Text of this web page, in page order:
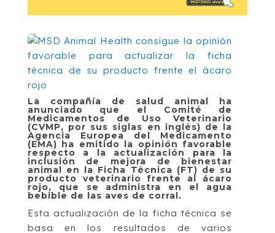
La compañía de salud animal ha
anunciado que el Comité de
Medicamentos de Uso Veterinario
(CVMP, por sus siglas en inglés) de la
Agencia Europea del Medicamento
(EMA) ha emitido la opinión favorable
respecto a la actualización para la
inclusión de mejora de bienestar
animal en la Ficha Técnica (FT) de su
producto veterinario frente al ácaro
rojo, que se administra en el agua
bebible de las aves de corral.
Esta actualización de la ficha técnica se
basa en los resultados de varios